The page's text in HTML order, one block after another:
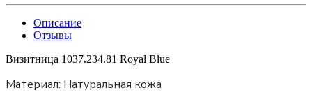
Описание
Отзывы
Визитница 1037.234.81 Royal Blue
Материал: Натуральная кожа